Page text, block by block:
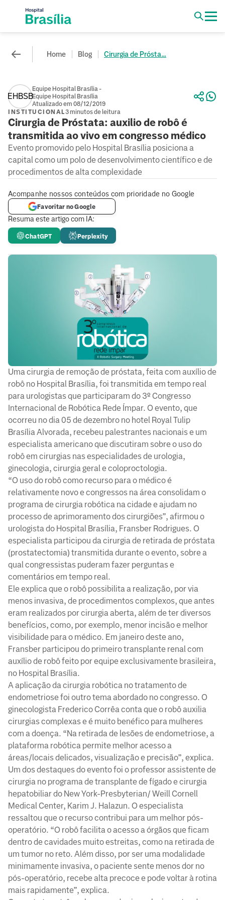
Home Blog Cirurgia de Prósta...
EHBSB
Equipe Hospital Brasília -
Equipe Hospital Brasília
Atualizado em 08/12/2019
INSTITUCIONAL3 minutos de leitura
Cirurgia de Próstata: auxilio de robô é
transmitida ao vivo em congresso médico
Evento promovido pelo Hospital Brasília posiciona a
capital como um polo de desenvolvimento científico e de
procedimentos de alta complexidade
Resuma este artigo com IA:
ChatGPT Perplexity
Acompanhe nossos conteúdos com prioridade no Google
Favoritar no Google
Uma cirurgia de remoção de próstata, feita com auxílio de
robô no Hospital Brasília, foi transmitida em tempo real
para urologistas que participaram do 3º Congresso
Internacional de Robótica Rede Ímpar. O evento, que
ocorreu no dia 05 de dezembro no hotel Royal Tulip
Brasília Alvorada, recebeu palestrantes nacionais e um
especialista americano que discutiram sobre o uso do
robô em cirurgias nas especialidades de urologia,
ginecologia, cirurgia geral e coloproctologia.
“O uso do robô como recurso para o médico é
relativamente novo e congressos na área consolidam o
programa de cirurgia robótica na cidade e ajudam no
processo de aprimoramento dos cirurgiões”, afirmou o
urologista do Hospital Brasília, Fransber Rodrigues. O
especialista participou da cirurgia de retirada de próstata
(prostatectomia) transmitida durante o evento, sobre a
qual congressistas puderam fazer perguntas e
comentários em tempo real.
Ele explica que o robô possibilita a realização, por via
menos invasiva, de procedimentos complexos, que antes
eram realizados por cirurgia aberta, além de ter diversos
benefícios, como, por exemplo, menor incisão e melhor
visibilidade para o médico. Em janeiro deste ano,
Fransber participou do primeiro transplante renal com
auxílio de robô feito por equipe exclusivamente brasileira,
no Hospital Brasília.
A aplicação da cirurgia robótica no tratamento de
endometriose foi outro tema abordado no congresso. O
ginecologista Frederico Corrêa conta que o robô auxilia
cirurgias complexas e é muito benéfico para mulheres
com a doença. “Na retirada de lesões de endometriose, a
plataforma robótica permite melhor acesso a
áreas/locais delicados, visualização e precisão”, explica.
Um dos destaques do evento foi o professor assistente de
cirurgia no programa de transplante de fígado e cirurgia
hepatobiliar do New York-Presbyterian/ Weill Cornell
Medical Center, Karim J. Halazun. O especialista
ressaltou que o recurso contribui para um melhor pós-
operatório. “O robô facilita o acesso a órgãos que ficam
dentro de cavidades muito estreitas, como na retirada de
um tumor no reto. Além disso, por ser uma modalidade
minimamente invasiva, o paciente sente menos dor no
pós-operatório, recebe alta precoce e pode voltar à rotina
mais rapidamente”, explica.